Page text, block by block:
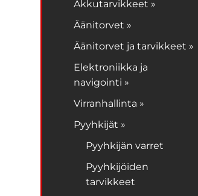
Akkutarvikkeet »
Äänitorvet »
Äänitorvet ja tarvikkeet »
Elektroniikka ja
navigointi »
Virranhallinta »
Pyyhkijät »
Pyyhkijän varret
Pyyhkijöiden
tarvikkeet